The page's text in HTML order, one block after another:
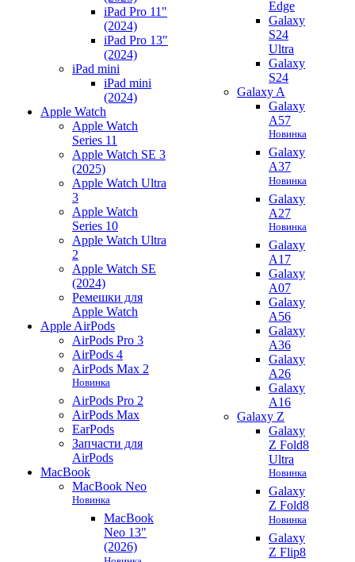
iPad Pro 11"
(2024)
iPad Pro 13"
(2024)
iPad mini
iPad mini
(2024)
Apple Watch
Apple Watch
Series 11
Apple Watch SE 3
(2025)
Apple Watch Ultra
3
Apple Watch
Series 10
Apple Watch Ultra
2
Apple Watch SE
(2024)
Ремешки для
Apple Watch
Apple AirPods
AirPods Pro 3
AirPods 4
AirPods Max 2
Новинка
AirPods Pro 2
AirPods Max
EarPods
Запчасти для
AirPods
MacBook
MacBook Neo
Новинка
MacBook
Neo 13"
(2026)
Edge
Galaxy
S24
Ultra
Galaxy
S24
Galaxy A
Galaxy
A57
Новинка
Galaxy
A37
Новинка
Galaxy
A27
Новинка
Galaxy
A17
Galaxy
A07
Galaxy
A56
Galaxy
A36
Galaxy
A26
Galaxy
A16
Galaxy Z
Galaxy
Z Fold8
Ultra
Новинка
Galaxy
Z Fold8
Новинка
Galaxy
Z Flip8